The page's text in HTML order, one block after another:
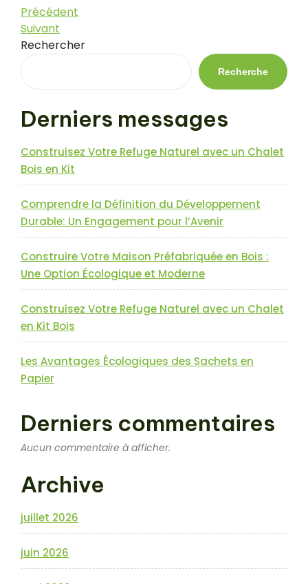
Navigation
de
l’article
Article
précédent
Précédent
Article
suivant
Suivant
Rechercher
Recherche
Derniers messages
Construisez Votre Refuge Naturel avec un Chalet
Bois en Kit
Comprendre la Définition du Développement
Durable: Un Engagement pour l’Avenir
Construire Votre Maison Préfabriquée en Bois :
Une Option Écologique et Moderne
Construisez Votre Refuge Naturel avec un Chalet
en Kit Bois
Les Avantages Écologiques des Sachets en
Papier
Derniers commentaires
Aucun commentaire à afficher.
Archive
juillet 2026
juin 2026